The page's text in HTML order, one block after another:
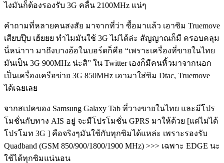
ไงมันก็ต้องรองรับ 3G คลื่น 2100MHz แน่ๆ
คำถามที่หลายคนสงสัย มาจากที่ว่า ซื้อมาแล้ว เอาซิม Truemove
เสียบปุ๊บ เฮ้ยยย ทำไมมันใช้ 3G ไม่ได้ล่ะ สัญญาณก็มี ครอบคลุม
นี่หน่าาา มาถึงบางอ้อในบอร์ดก็คือ “เพราะเครื่องที่ขายในไทย
มันเป็น 3G 900MHz น่ะสิ” ใน Twitter เองก็มีคนหิ้วมาจากนอก
เป็นเครื่องเครือข่าย 3G 850MHz เอามาใส่ซิม Dtac, Truemove
ได้เฉยเลย
จากสเปคของ Samsung Galaxy Tab ที่วางขายในไทย และมีโปร
โมชั่นกับทาง AIS อยู่ จะมีโปรโมชั่น GPRS มาให้ด้วย [แต่ไม่ได้
โปรโมท 3G ] คือจริงๆมันใช้กับทุกซิมได้แหล่ะ เพราะรองรับ
Quadband (GSM 850/900/1800/1900 MHz) >>> เฉพาะ EDGE นะ
ใช้ได้ทุกซิมแน่นอน